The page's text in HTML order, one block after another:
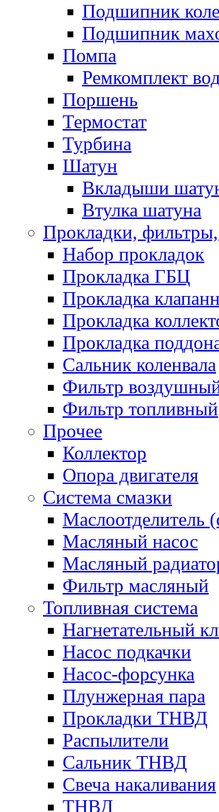
Подшипник
Подшипник
Помпа
Ремкомплект
Поршень
Термостат
Турбина
Шатун
Вкладыши
Втулка шатуна
Прокладки,
Набор прокладок
Прокладка ГБЦ
Прокладка
Прокладка
Прокладка
Сальник коленвала
Фильтр
Фильтр топливный
Прочее
Коллектор
Опора двигателя
Система смазки
Маслоотделитель
Масляный насос
Масляный
Фильтр масляный
Топливная система
Нагнетательный
Насос подкачки
Насос-форсунка
Плунжерная пара
Прокладки ТНВД
Распылители
Сальник ТНВД
Свеча накаливания
ТНВД